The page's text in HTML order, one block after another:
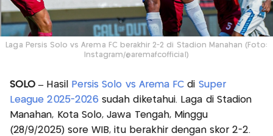
Laga Persis Solo vs Arema FC berakhir 2-2 di Stadion Manahan (Foto:
Instagram/@aremafcofficial)
SOLO –Hasil Persis Solo vs Arema FCdi Super
League 2025-2026 sudah diketahui. Laga di Stadion
Manahan, Kota Solo, Jawa Tengah, Minggu
(28/9/2025) sore WIB, itu berakhir dengan skor 2-2.